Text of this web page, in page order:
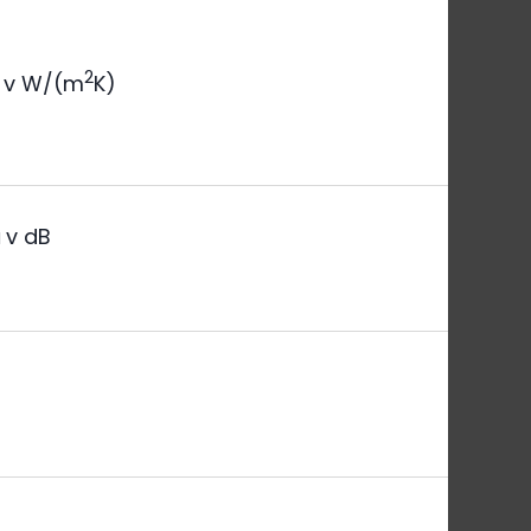
v W/(m2K)
v dB